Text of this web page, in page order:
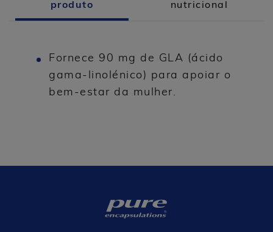
produto
nutricional
Fornece 90 mg de GLA (ácido
gama-linolénico) para apoiar o
bem-estar da mulher.